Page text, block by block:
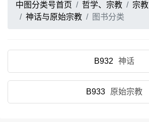
中图分类号首页 哲学、宗教
宗教
神话与原始宗教
图书分类
B932 神话
B933 原始宗教